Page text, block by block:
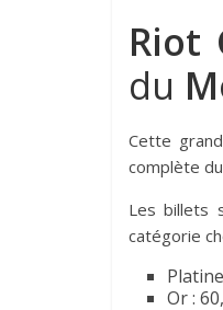
Riot
du
Cette
complète
Les billets
catégorie
Or :